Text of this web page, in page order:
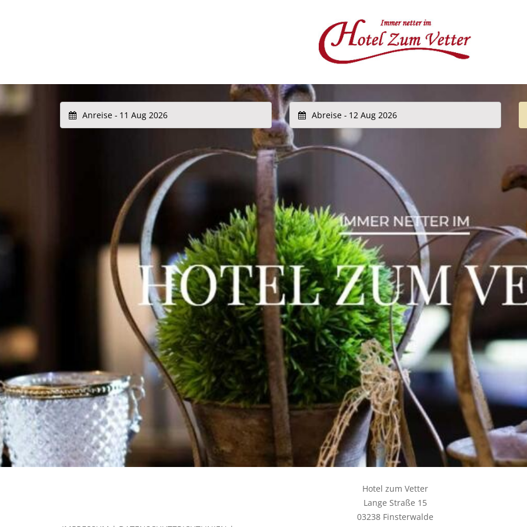
Anreise - Abreise -
Hotel zum Vetter
Lange Straße 15
03238 Finsterwalde